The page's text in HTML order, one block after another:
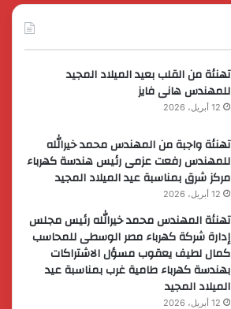
تهنئة من القلب بعيد الميلاد المجيد
للمهندس هانى فايز
12 أبريل، 2026
تهنئة واجبة من المهندس محمد خيرالله
للمهندس رفعت عزمى رئيس هندسة كهرباء
مركز شرق بمناسبة عيد الميلاد المجيد
12 أبريل، 2026
تهنئة المهندس محمد خيرالله رئيس مجلس
إدارة شركة كهرباء مصر الوسطى للمحاسب
كمال لطيف يعقوب مسؤل الاشتراكات
بهندسة كهرباء طامية غرب بمناسبة عيد
الميلاد المجيد
12 أبريل، 2026